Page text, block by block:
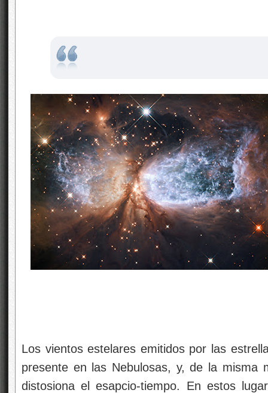
Los vientos estelares emitidos por las
presente en las Nebulosas, y, de la misma
distosiona el esapcio-tiempo. En estos